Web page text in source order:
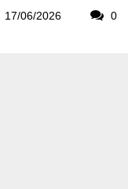
17/06/2026 0